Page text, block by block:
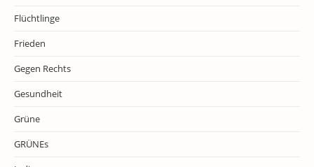
Flüchtlinge
Frieden
Gegen Rechts
Gesundheit
Grüne
GRÜNEs